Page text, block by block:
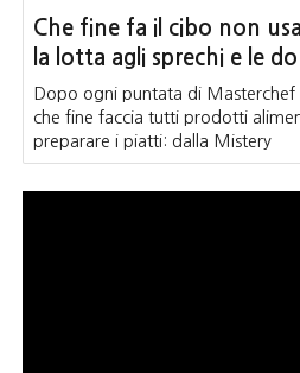
Che fine fa il cibo non
la lotta agli sprechi e le
Dopo ogni puntata di Masterchef
che fine faccia tutti prodotti
preparare i piatti: dalla Mistery